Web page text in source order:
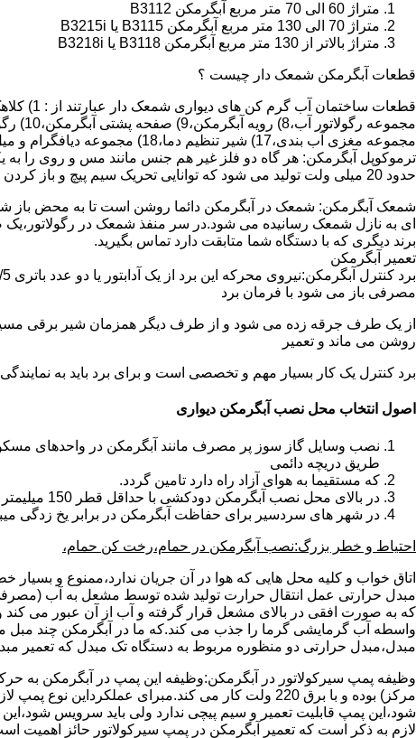
متراژ 60 الی 70 متر مربع آبگرمکن B3112
متراژ 70 الی 130 متر مربع آبگرمکن B3115 یا B3215i
متراژ بالاتر از 130 متر مربع آبگرمکن B3118 یا B3218i
قطعات آبگرمکن شمعک دار چیست ؟
مجموعه مغزی آب بندی،17) شیر تنظیم دما،18) مجموعه دیافگرام و میل سوپاپ آب 19) ترموکوپل و … که ما برای تعمیر آبگرمکن باید به نمایندگی های مجاز همان برند تماس حاصل فرمایید.
ترموکوپل آبگرمکن: هر گاه دو فلز غیر هم جنس مانند مس و روی را به
حدود 20 میلی ولت تولید می شود که توانایی تحریک سیم پیچ و باز کردن شیر مغناطیسی وسایل گاز سوز را در مدت 20 ثانیه دارد.
شمعک آبگرمکن: شمعک در آبگرمکن دائما روشن است تا به محض باز
ای به نازل شمعک رسانیده می شود.در سر منفذ شمعک در رگولاتور،یک
برند دیگری که با دستگاه شما متابقت دارد تماس بگیرید.
تعمیر آبگرمکن
مصرفی باز می شود با فرمان برد
از یک طرف جرقه زده می شود و از طرف دیگر همزمان شیر برقی مسیر
روشن می ماند و تعمیر
برد کنترل یک کار بسیار مهم و تخصصی است و برای برد باید به
اصول انتخاب محل نصب آبگرمکن دیواری
طریق دریچه دائمی
که مستقیما به هوای آزاد راه دارد تامین گردد.
در بالای محل نصب آبگرمکن دودکشی با حداقل قطر 150 میلیمتر تعبیه شده باشد.
در شهر های سردسیر برای حفاظت آبگرمکن در برابر یخ زدگی
احتیاط و خطر بزرگ:نصب آبگرمکن در حمام،رخت کن حمام،
اتاق خواب و کلیه محل هایی که هوا در آن جریان ندارد،ممنوع و بسیار
مبدل حرارتی عمل انتقال حرارت تولید شده توسط مشعل به آب
که به صورت افقی در بالای مشعل قرار گرفته و آب از آن عبور می
واسطه آب گرمایشی گرما را جذب می کند.که ما در آبگرمکن چند مبل
مبدل،مبدل حرارتی دو منظوره مربوط به دستگاه تک مبدل که تعمیر
وظیفه پمپ سیرکولاتور در آبگرمکن:وظیفه این پمپ در آبگرمکن به
مرکز) بوده و با برق 220 ولت کار می کند.مبرای
شود،این پمپ قابلیت تعمیر و سیم پیچی ندارد ولی باید سرویس
لازم به ذکر است که تعمیر آبگرمکن در پمپ سیرکولاتور حائز اهمیت